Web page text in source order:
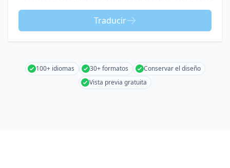
Traducir
100+ idiomas 30+ formatos
Conservar el diseño
Vista previa gratuita